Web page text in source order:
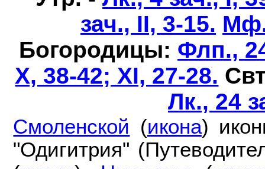
зач., II, 3-15.
Богородицы: Флп.,
X, 38-42; XI, 27-28.
Лк., 24
Смоленской (икона)
"Одигитрия"